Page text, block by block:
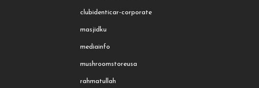
clubidenticar-corporate
masjidku
mediainfo
mushroomstoreusa
rahmatullah